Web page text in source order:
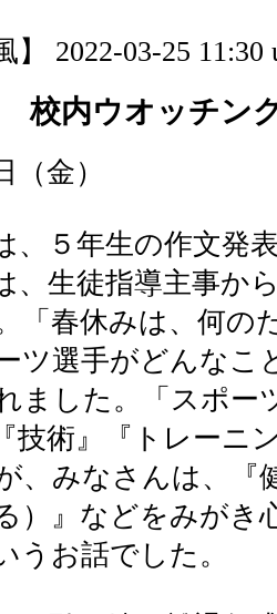
】 2022-03-25 11:30
校内ウオッチン
（金）
、５年生の作文発
、生徒指導主事か
「春休みは、何の
ツ選手がどんなこ
ました。「スポー
技術』『トレーニ
、みなさんは、『
）』などをみが
うお話でした。